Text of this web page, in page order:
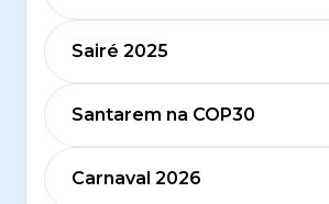
Sairé 2025
Santarem na COP30
Carnaval 2026